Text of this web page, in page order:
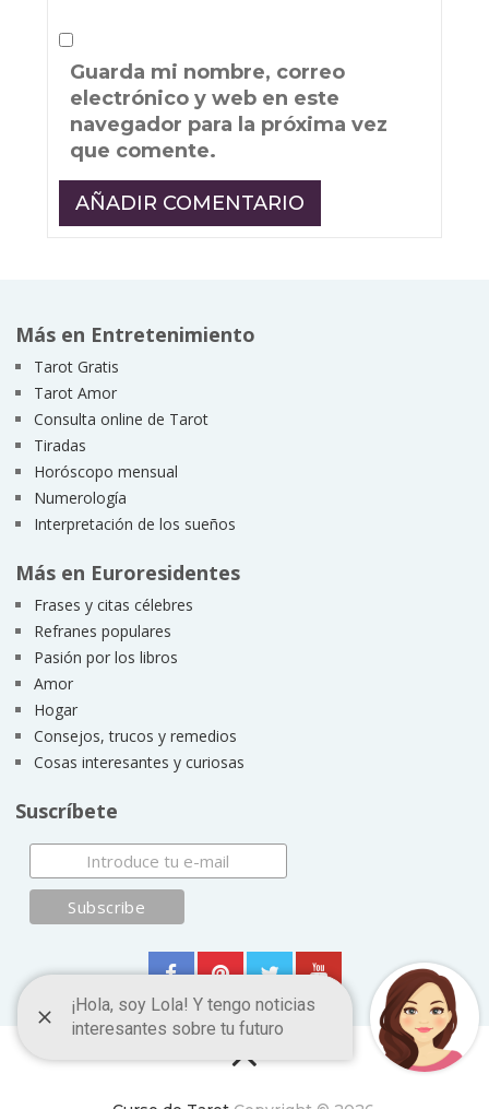
Guarda mi nombre, correo
electrónico y web en este
navegador para la próxima vez
que comente.
Más en Entretenimiento
Tarot Gratis
Tarot Amor
Consulta online de Tarot
Tiradas
Horóscopo mensual
Numerología
Interpretación de los sueños
Más en Euroresidentes
Frases y citas célebres
Refranes populares
Pasión por los libros
Amor
Hogar
Consejos, trucos y remedios
Cosas interesantes y curiosas
Suscríbete